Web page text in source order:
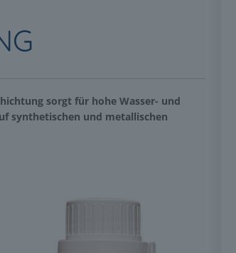
sorgt für hohe Wasser- und
synthetischen und metallischen